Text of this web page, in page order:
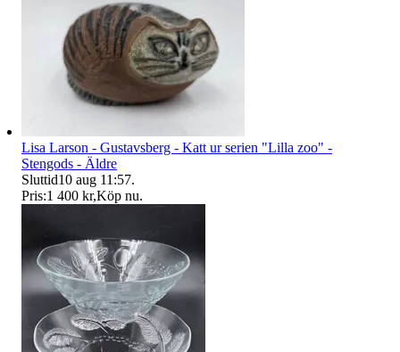
Lisa Larson - Gustavsberg - Katt ur serien "Lilla zoo" -
Stengods - Äldre
Sluttid10 aug 11:57.
Pris:1 400 kr,Köp nu.